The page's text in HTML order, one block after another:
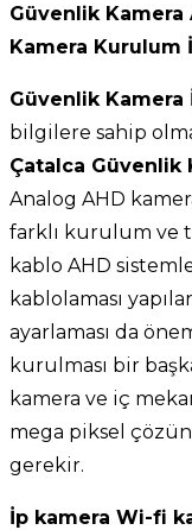
Güvenlik Kamera
Kamera Kurulum
Güvenlik Kamera
bilgilere sahip
Çatalca Güvenlik
Analog AHD
farklı kurulum ve
kablo AHD
kablolaması
ayarlaması da
kurulması bir
kamera ve iç
mega piksel
gerekir.
İp kamera Wi-fi